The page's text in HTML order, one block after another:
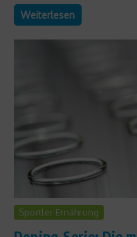
Weiterlesen
Sportler Ernährung